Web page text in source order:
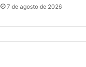
7 de agosto de 2026